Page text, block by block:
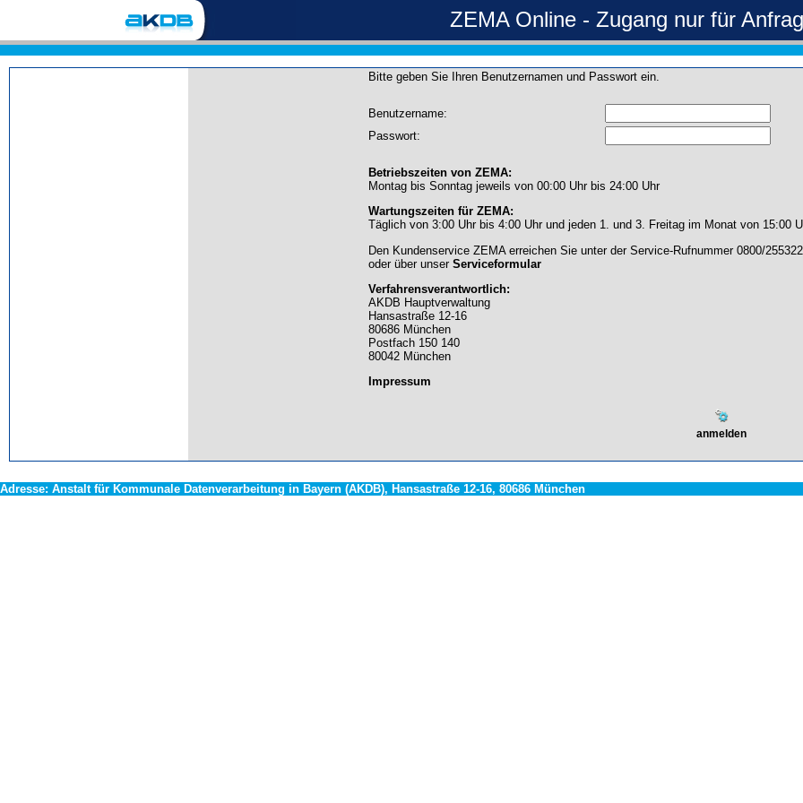
ZEMA Online - Zugang nur für
Bitte geben Sie Ihren Benutzernamen und Passwort ein.
Benutzername:
Passwort:
Betriebszeiten von ZEMA:
Montag bis Sonntag jeweils von 00:00 Uhr bis 24:00 Uhr
Wartungszeiten für ZEMA:
Täglich von 3:00 Uhr bis 4:00 Uhr und jeden 1. und 3. Freitag im Monat von 15:00
Den Kundenservice ZEMA erreichen Sie unter der Service-Rufnummer 0800/
oder über unser Serviceformular
Verfahrensverantwortlich:
AKDB Hauptverwaltung
Hansastraße 12-16
80686 München
Postfach 150 140
80042 München
Impressum
Adresse: Anstalt für Kommunale Datenverarbeitung in Bayern (AKDB), Hansastraße 12-16, 80686 München